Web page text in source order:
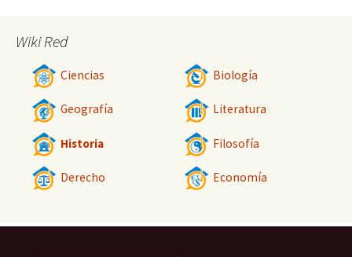
Wiki Red
Ciencias Biología
Geografía Literatura
Historia Filosofía
Derecho Economía